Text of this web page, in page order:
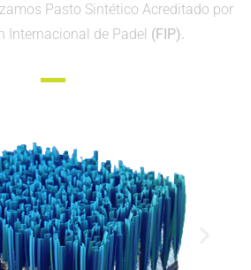
Pasto Sintético Acreditado por
Internacional de Padel (FIP).